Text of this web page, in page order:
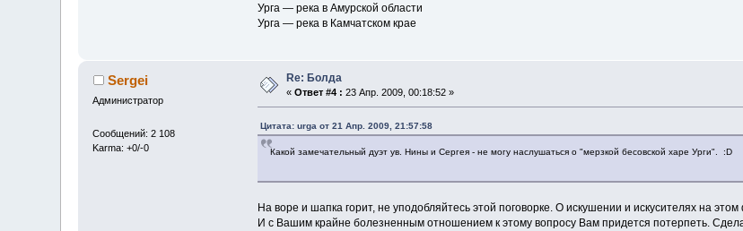
Урга — река в Амурской области
Урга — река в Камчатском крае
Sergei
Администратор
Сообщений: 2 108
Karma: +0/-0
Re: Болда
«Ответ #4 : 23 Апр. 2009, 00:18:52 »
Цитата: urga от 21 Апр. 2009, 21:57:58
Какой замечательный дуэт ув. Нины и Сергея - не могу наслушаться о "мерзкой бесовской харе Урги". :D
На воре и шапка горит, не уподобляйтесь этой поговорке. О искушении и искусителях на
И с Вашим крайне болезненным отношением к этому вопросу Вам придется потерпеть.